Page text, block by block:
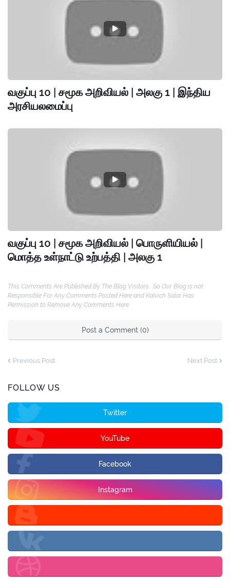
வகுப்பு 10 | சமூக அறிவியல் | அலகு 1 | இந்திய
அரசியலமைப்பு
வகுப்பு 10 | சமூக அறிவியல் | பொருளியியல் |
மொத்த உள்நாட்டு உற்பத்தி | அலகு 1
This Comments Are Published By The Blog Visitors . So Our Blog is not
Responsible For Any Comments Posted Here and Kalvich Salai Has
Permission to Remove Any Comments Here
Post a Comment (0)
Previous Post Next Post
FOLLOW US
Twitter
YouTube
Facebook
Instagram